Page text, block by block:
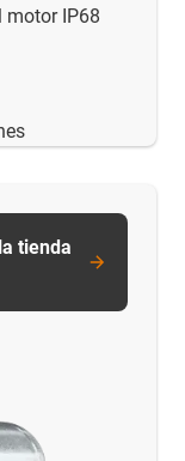
motor IP68
tienda